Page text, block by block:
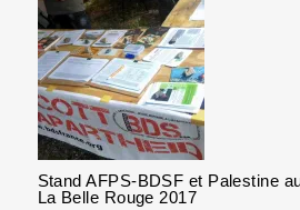
Stand AFPS-BDSF et Palestine
La Belle Rouge 2017